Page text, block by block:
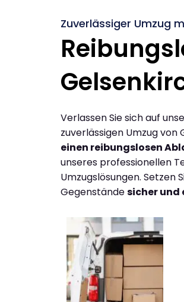
Zuverlässiger Umzug
Verlassen Sie sich auf
zuverlässigen Umzug von
einen reibungslosen
unseres professionellen
Umzugslösungen. Setzen
Gegenständesicher und